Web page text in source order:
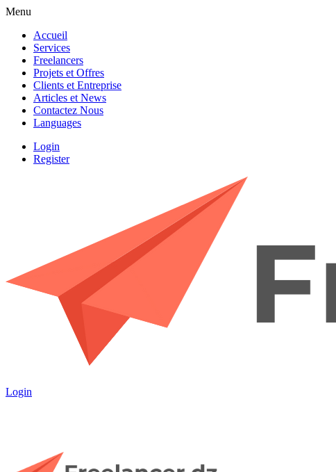
Menu
Accueil
Services
Freelancers
Projets et Offres
Clients et Entreprise
Articles et News
Contactez Nous
Languages
Login
Register
Login